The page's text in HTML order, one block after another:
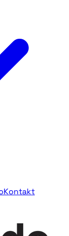
Kontakt